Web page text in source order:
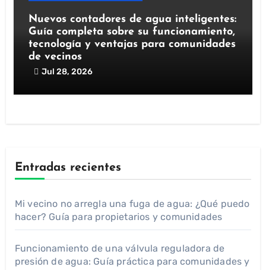
Nuevos contadores de agua inteligentes:
Guía completa sobre su funcionamiento,
tecnología y ventajas para comunidades
de vecinos
Jul 28, 2026
Entradas recientes
Mi vecino no arregla una fuga de agua: ¿Qué puedo
hacer? Guía para propietarios y comunidades
Funcionamiento de una válvula reguladora de
presión de agua: Guía práctica para comunidades y